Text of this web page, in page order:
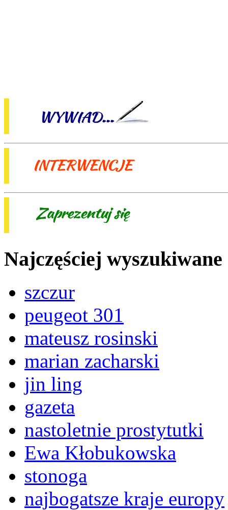
Najczęściej wyszukiwane
szczur
peugeot 301
mateusz rosinski
marian zacharski
jin ling
gazeta
nastoletnie prostytutki
Ewa Kłobukowska
stonoga
najbogatsze kraje europy